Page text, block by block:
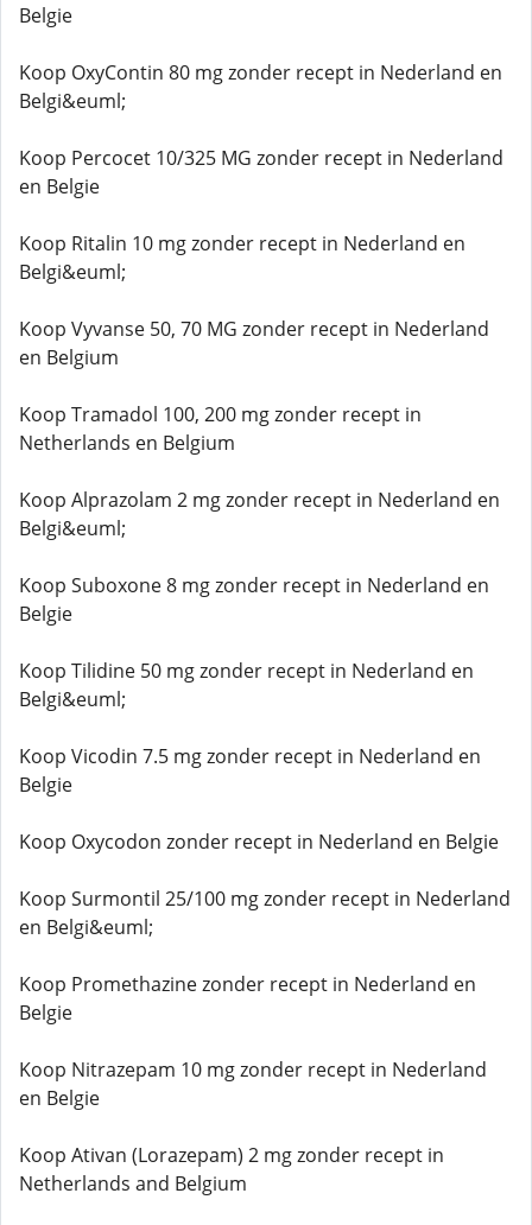
Belgie
Koop OxyContin 80 mg zonder recept in Nederland en
Belgi&euml;
Koop Percocet 10/325 MG zonder recept in Nederland
en Belgie
Koop Ritalin 10 mg zonder recept in Nederland en
Belgi&euml;
Koop Vyvanse 50, 70 MG zonder recept in Nederland
en Belgium
Koop Tramadol 100, 200 mg zonder recept in
Netherlands en Belgium
Koop Alprazolam 2 mg zonder recept in Nederland en
Belgi&euml;
Koop Suboxone 8 mg zonder recept in Nederland en
Belgie
Koop Tilidine 50 mg zonder recept in Nederland en
Belgi&euml;
Koop Vicodin 7.5 mg zonder recept in Nederland en
Belgie
Koop Oxycodon zonder recept in Nederland en Belgie
Koop Surmontil 25/100 mg zonder recept in Nederland
en Belgi&euml;
Koop Promethazine zonder recept in Nederland en
Belgie
Koop Nitrazepam 10 mg zonder recept in Nederland
en Belgie
Koop Ativan (Lorazepam) 2 mg zonder recept in
Netherlands and Belgium